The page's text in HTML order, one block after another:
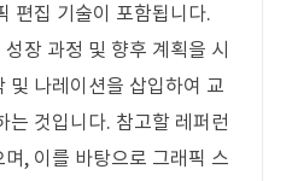
편집 기술이 포함됩니다.
장 과정 및 향후 계획을 시
및 나레이션을 삽입하여 교
는 것입니다. 참고할 레퍼런
, 이를 바탕으로 그래픽 스